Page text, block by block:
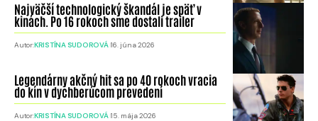
Najväčší technologický škandál je späť v
kinách. Po 16 rokoch sme dostali trailer
Autor:KRISTÍNA SUDOROVÁ 16. júna 2026
Legendárny akčný hit sa po 40 rokoch vracia
do kín v dychberúcom prevedení
Autor:KRISTÍNA SUDOROVÁ 15. mája 2026